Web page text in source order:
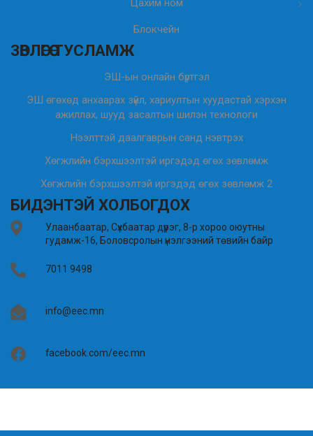
Цахим ном
Блокчейн
ЗӨВЛӨГӨӨ ТУСЛАМЖ
ЭШ-ын онлайн бүртгэл
ЭШ өгөхөд анхаарах зүйл, хариултын хуудастай хэрхэн
ажиллах, шууд засалтын шилэн технологи
Нээлттэй даалгаврын санд нэвтрэх
Хөгжлийн бэрхшээлтэй иргэдэд өгөх зөвлөмж
Хөгжлийн бэрхшээлтэй иргэдэд өгөх зөвлөмж 2
БИДЭНТЭЙ ХОЛБОГДОХ
Улаанбаатар, Сүхбаатар дүүрэг, 8-р хороо оюутны
гудамж-16, Боловсролын үнэлгээний төвийн байр
7011 9498
info@eec.mn
facebook.com/eec.mn